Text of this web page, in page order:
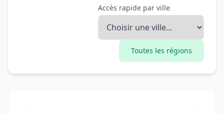
Accès rapide par ville
Toutes les régions